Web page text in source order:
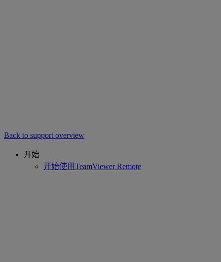
Back to support overview
开始
开始使用TeamViewer Remote